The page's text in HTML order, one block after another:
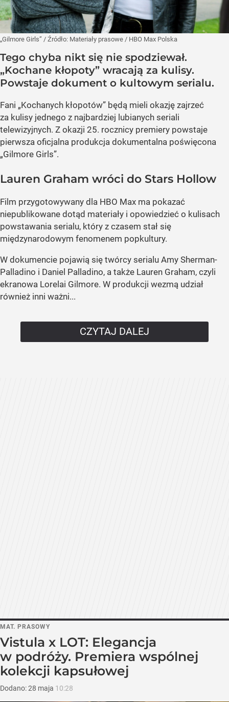
„Gilmore Girls” / Źródło: Materiały prasowe / HBO Max Polska
Tego chyba nikt się nie spodziewał.
„Kochane kłopoty” wracają za kulisy.
Powstaje dokument o kultowym serialu.
Fani „Kochanych kłopotów” będą mieli okazję zajrzeć
za kulisy jednego z najbardziej lubianych seriali
telewizyjnych. Z okazji 25. rocznicy premiery powstaje
pierwsza oficjalna produkcja dokumentalna poświęcona
„Gilmore Girls”.
Lauren Graham wróci do Stars Hollow
Film przygotowywany dla HBO Max ma pokazać
niepublikowane dotąd materiały i opowiedzieć o kulisach
powstawania serialu, który z czasem stał się
międzynarodowym fenomenem popkultury.
W dokumencie pojawią się twórcy serialu Amy Sherman-
Palladino i Daniel Palladino, a także Lauren Graham, czyli
ekranowa Lorelai Gilmore. W produkcji wezmą udział
również inni ważni...
CZYTAJ DALEJ
MAT. PRASOWY
Vistula x LOT: Elegancja
w podróży. Premiera wspólnej
kolekcji kapsułowej
Dodano:28 maja 10:28